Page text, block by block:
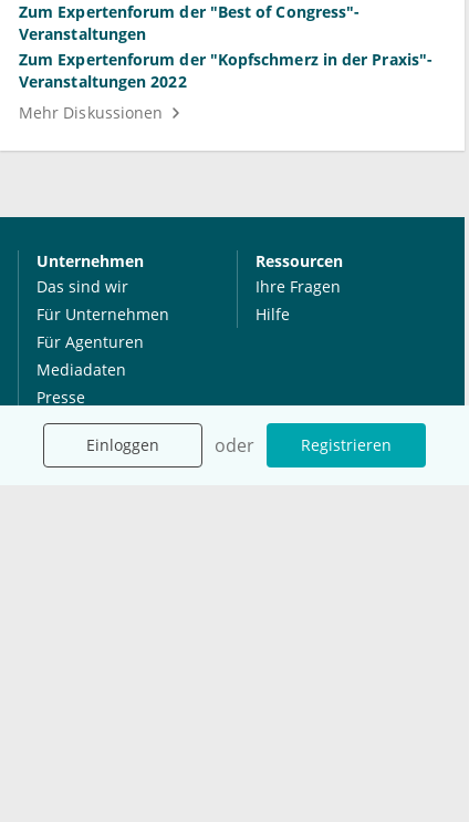
Einloggen oder Registrieren
Zum Expertenforum der "Best of Congress"-
Veranstaltungen
Zum Expertenforum der "Kopfschmerz in der Praxis"-
Veranstaltungen 2022
Mehr Diskussionen
Unternehmen
Das sind wir
Für Unternehmen
Für Agenturen
Mediadaten
Presse
Karriere
Ressourcen
Ihre Fragen
Hilfe